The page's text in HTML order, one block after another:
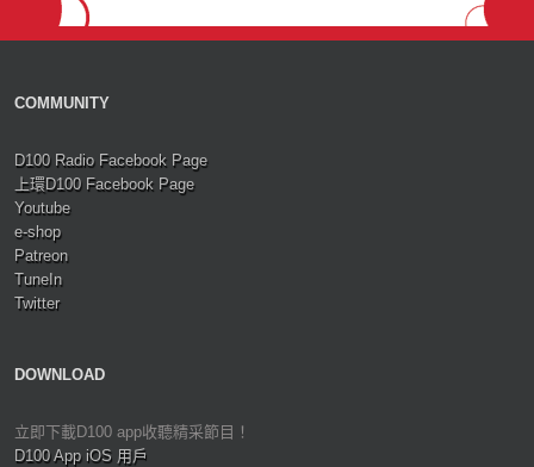
COMMUNITY
D100 Radio Facebook Page
上環D100 Facebook Page
Youtube
e-shop
Patreon
TuneIn
Twitter
DOWNLOAD
立即下載D100 app收聽精采節目！
D100 App iOS 用戶